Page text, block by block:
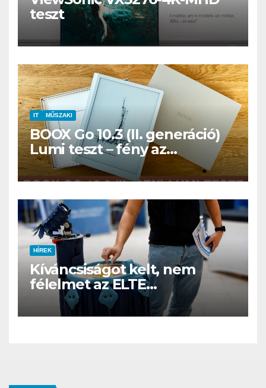
teszt
IT MŰSZAKI
BOOX Go 10.3 (II. generáció)
Lumi teszt – fény az
éjszakában, fél könyvtár a
családi csomagban
HÍREK
Kíváncsiságot kelt, nem
félelmet az ELTE
etológusainak felszolgáló
robotja